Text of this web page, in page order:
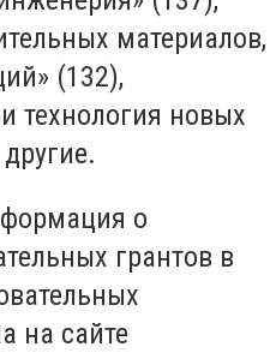
материалов,
(132),
технология новых
о
грантов в
на сайте